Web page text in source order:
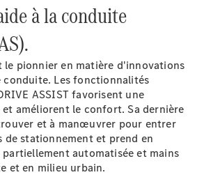
à la conduite
le pionnier en matière d'innovations
conduite. Les fonctionnalités
ASSISTfavorisent une
améliorent le confort. Sa dernière
et à manœuvrer pour entrer
de stationnement et prend en
automatisée et mains
et en milieu urbain.